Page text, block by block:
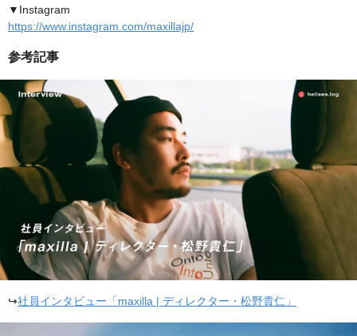
▼Instagram
https://www.instagram.com/maxillajp/
参考記事
↪社員インタビュー「maxilla | ディレクター・松野貴仁」